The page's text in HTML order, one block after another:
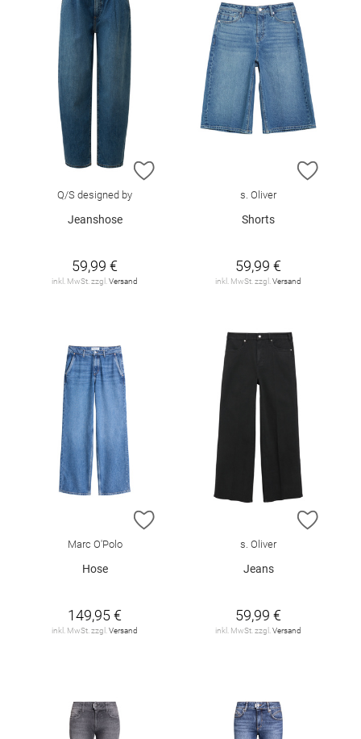
ZUR WUNSCHLISTE HINZUFÜGEN
Q/S designed by
Jeanshose
59,99 €
inkl. MwSt. zzgl. Versand
ZUR
s. Oliver
Shorts
59,99 €
inkl. MwSt. zzgl. Versand
ZUR WUNSCHLISTE HINZUFÜGEN
Marc O'Polo
Hose
149,95 €
inkl. MwSt. zzgl. Versand
ZUR
s. Oliver
Jeans
59,99 €
inkl. MwSt. zzgl. Versand